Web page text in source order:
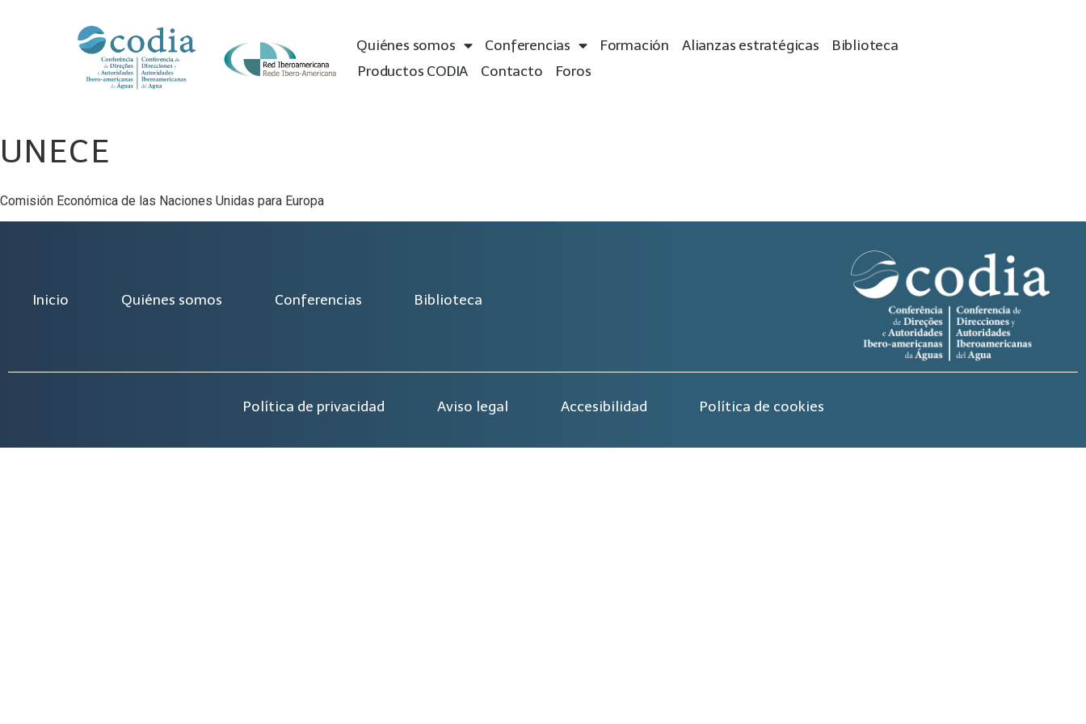
Quiénes somos Conferencias Formación Alianzas estratégicas
Biblioteca
Productos CODIA
Contacto Foros
UNECE
Comisión Económica de las Naciones Unidas para Europa
Inicio Quiénes somos Conferencias Biblioteca
Política de privacidad Aviso legal Accesibilidad Política de cookies